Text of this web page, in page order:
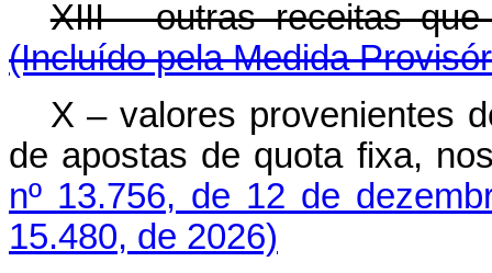
XIII - outras receitas que
(Incluído pela Medida
X – valores provenientes
de apostas de quota fixa,
nº 13.756, de 12 de
15.480, de 2026)